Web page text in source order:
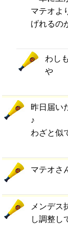
マテオよ
げれるの
わし
や
昨日届い
♪
わざと似
マテオさ
メンデス
し調整し